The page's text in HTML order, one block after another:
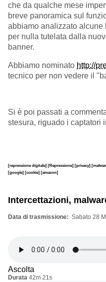
che da qualche mese
breve panoramica sul
abbiamo analizzato
per nulla tutelata dalla
banner.
Abbiamo nominato http://
tecnico per non vedere il
Si è poi passati a
stesura, riguado i captatori
[repressione digitale] [Repressione] [privacy]
[google] [cookie] [amazon]
Intercettazioni,
Data di trasmissione Sabato 28
Ascolta
Durata 42m 21s